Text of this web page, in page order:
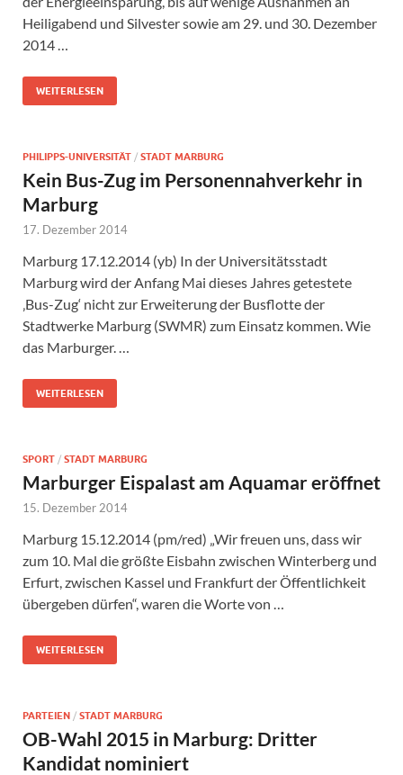
Heiligabend und Silvester sowie am 29. und 30. Dezember
2014 …
WEITERLESEN
PHILIPPS-UNIVERSITÄT / STADT MARBURG
Kein Bus-Zug im Personennahverkehr in
Marburg
17. Dezember 2014
Marburg 17.12.2014 (yb) In der Universitätsstadt
Marburg wird der Anfang Mai dieses Jahres getestete
‚Bus-Zug‘ nicht zur Erweiterung der Busflotte der
Stadtwerke Marburg (SWMR) zum Einsatz kommen. Wie
das Marburger. …
WEITERLESEN
SPORT / STADT MARBURG
Marburger Eispalast am Aquamar eröffnet
15. Dezember 2014
Marburg 15.12.2014 (pm/red) „Wir freuen uns, dass wir
zum 10. Mal die größte Eisbahn zwischen Winterberg und
Erfurt, zwischen Kassel und Frankfurt der Öffentlichkeit
übergeben dürfen“, waren die Worte von …
WEITERLESEN
PARTEIEN / STADT MARBURG
OB-Wahl 2015 in Marburg: Dritter
Kandidat nominiert